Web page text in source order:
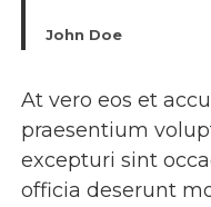
John Doe
At vero eos et
praesentium
excepturi sint
officia deserunt